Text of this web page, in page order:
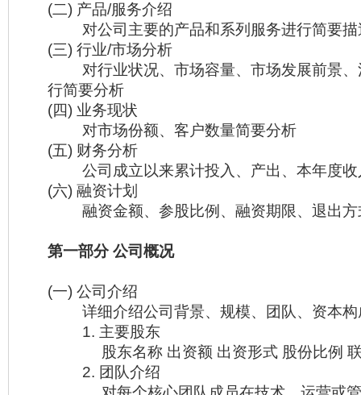
(二) 产品/服务介绍
对公司主要的产品和系列服务进行简要描
(三) 行业/市场分析
对行业状况、市场容量、市场发展前景、
行简要分析
(四) 业务现状
对市场份额、客户数量简要分析
(五) 财务分析
公司成立以来累计投入、产出、本年度收
(六) 融资计划
融资金额、参股比例、融资期限、退出方
第一部分 公司概况
(一) 公司介绍
详细介绍公司背景、规模、团队、资本构
1. 主要股东
股东名称 出资额 出资形式 股份比例 联
2. 团队介绍